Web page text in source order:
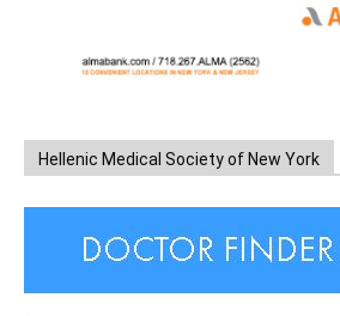
Hellenic Medical Society of New York